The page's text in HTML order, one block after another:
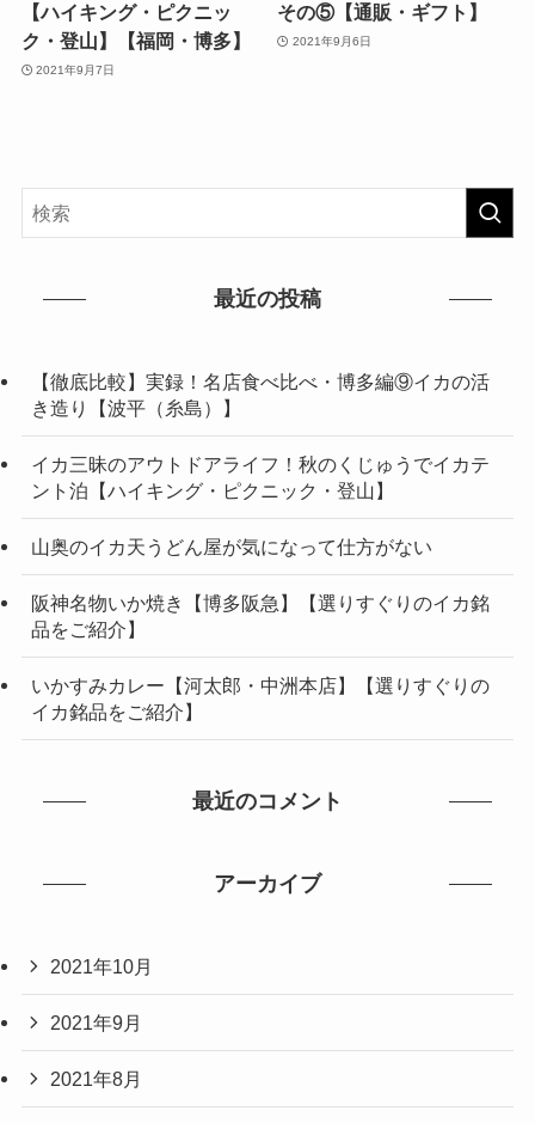
【ハイキング・ピクニッ
ク・登山】【福岡・博多】
2021年9月7日
その⑤【通販・ギフト】
2021年9月6日
最近の投稿
【徹底比較】実録！名店食べ比べ・博多編⑨イカの活
き造り【波平（糸島）】
イカ三昧のアウトドアライフ！秋のくじゅうでイカテ
ント泊【ハイキング・ピクニック・登山】
山奥のイカ天うどん屋が気になって仕方がない
阪神名物いか焼き【博多阪急】【選りすぐりのイカ銘
品をご紹介】
いかすみカレー【河太郎・中洲本店】【選りすぐりの
イカ銘品をご紹介】
最近のコメント
アーカイブ
2021年10月
2021年9月
2021年8月